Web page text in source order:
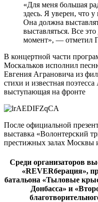
«Для меня большая
здесь. Я уверен, что
Она должна
выставляться. Все
момент», — отметил
В концертной части
Москальков исполнил
Евгения Аграновича из
стихи и известная
выступающая на фронте
После официальной
выставка «Волонтерский
престижных залах Москвы
Среди организаторов
«REVERберация»,
батальона «Тыловые
Донбасса» и